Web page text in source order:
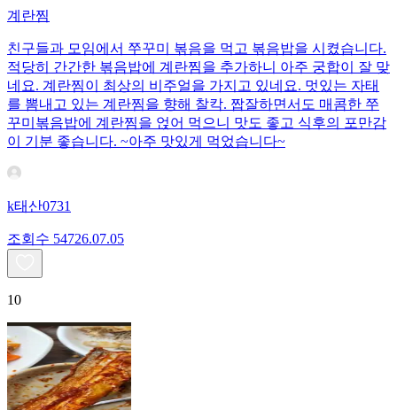
계란찜
친구들과 모임에서 쭈꾸미 볶음을 먹고 볶음밥을 시켰습니다.
적당히 간간한 볶음밥에 계란찜을 추가하니 아주 궁합이 잘 맞
네요. 계란찜이 최상의 비주얼을 가지고 있네요. 멋있는 자태
를 뽐내고 있는 계란찜을 향해 찰칵. 짭잘하면서도 매콤한 쭈
꾸미볶음밥에 계란찜을 얹어 먹으니 맛도 좋고 식후의 포만감
이 기분 좋습니다. ~아주 맛있게 먹었습니다~
k태산0731
조회수 54726.07.05
10